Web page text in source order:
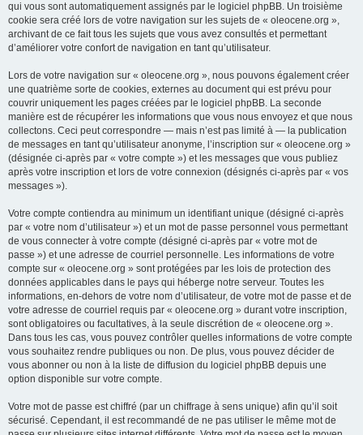
qui vous sont automatiquement assignés par le logiciel phpBB. Un troisième
cookie sera créé lors de votre navigation sur les sujets de « oleocene.org »,
archivant de ce fait tous les sujets que vous avez consultés et permettant
d’améliorer votre confort de navigation en tant qu’utilisateur.
Lors de votre navigation sur « oleocene.org », nous pouvons également créer
une quatrième sorte de cookies, externes au document qui est prévu pour
couvrir uniquement les pages créées par le logiciel phpBB. La seconde
manière est de récupérer les informations que vous nous envoyez et que nous
collectons. Ceci peut correspondre — mais n’est pas limité à — la publication
de messages en tant qu’utilisateur anonyme, l’inscription sur « oleocene.org »
(désignée ci-après par « votre compte ») et les messages que vous publiez
après votre inscription et lors de votre connexion (désignés ci-après par « vos
messages »).
Votre compte contiendra au minimum un identifiant unique (désigné ci-après
par « votre nom d’utilisateur ») et un mot de passe personnel vous permettant
de vous connecter à votre compte (désigné ci-après par « votre mot de
passe ») et une adresse de courriel personnelle. Les informations de votre
compte sur « oleocene.org » sont protégées par les lois de protection des
données applicables dans le pays qui héberge notre serveur. Toutes les
informations, en-dehors de votre nom d’utilisateur, de votre mot de passe et de
votre adresse de courriel requis par « oleocene.org » durant votre inscription,
sont obligatoires ou facultatives, à la seule discrétion de « oleocene.org ».
Dans tous les cas, vous pouvez contrôler quelles informations de votre compte
vous souhaitez rendre publiques ou non. De plus, vous pouvez décider de
vous abonner ou non à la liste de diffusion du logiciel phpBB depuis une
option disponible sur votre compte.
Votre mot de passe est chiffré (par un chiffrage à sens unique) afin qu’il soit
sécurisé. Cependant, il est recommandé de ne pas utiliser le même mot de